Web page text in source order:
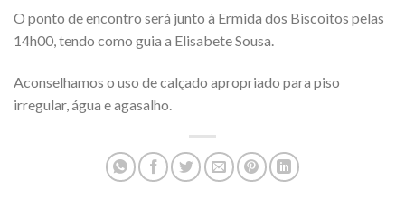
O ponto de encontro será junto à Ermida dos Biscoitos pelas
14h00, tendo como guia a Elisabete Sousa.
Aconselhamos o uso de calçado apropriado para piso
irregular, água e agasalho.